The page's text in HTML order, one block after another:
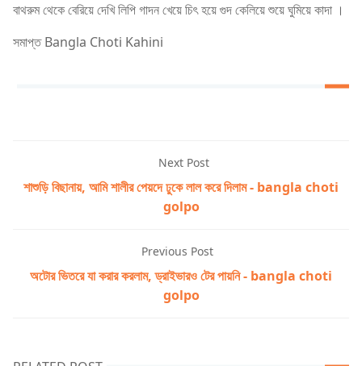
বাথরুম থেকে বেরিয়ে দেখি লিপি গাদন খেয়ে চিৎ হয়ে গুদ কেলিয়ে শুয়ে ঘুমিয়ে কাদা ।
সমাপ্ত Bangla Choti Kahini
Next Post
শাশুড়ি বিছানায়, আমি শালীর পেয়দে ঢুকে লাল করে দিলাম - bangla choti
golpo
Previous Post
অটোর ভিতরে যা করার করলাম, ড্রাইভারও টের পায়নি - bangla choti
golpo